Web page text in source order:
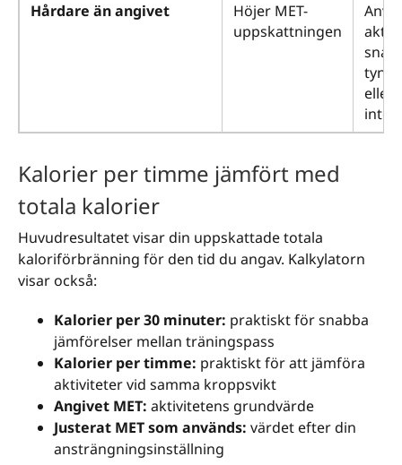
Hårdare än angivet
Höjer MET-
uppskattningen
eller
Kalorier per timme jämfört med
totala kalorier
Huvudresultatet visar din uppskattade totala
kaloriförbränning för den tid du angav. Kalkylatorn
visar också:
Kalorier per 30 minuter: praktiskt för snabba
jämförelser mellan träningspass
Kalorier per timme: praktiskt för att jämföra
aktiviteter vid samma kroppsvikt
Angivet MET: aktivitetens grundvärde
Justerat MET som används: värdet efter din
ansträngningsinställning